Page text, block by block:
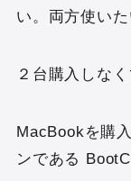
い。両方使いた
２台購入しな
MacBookを購
ンである